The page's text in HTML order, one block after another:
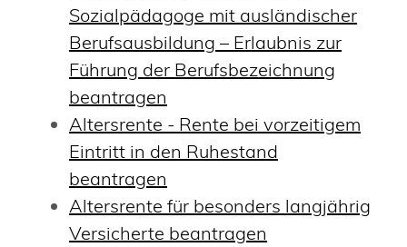
Sozialpädagoge mit ausländischer
Berufsausbildung – Erlaubnis zur
Führung der Berufsbezeichnung
beantragen
Altersrente - Rente bei vorzeitigem
Eintritt in den Ruhestand
beantragen
Altersrente für besonders langjährig
Versicherte beantragen